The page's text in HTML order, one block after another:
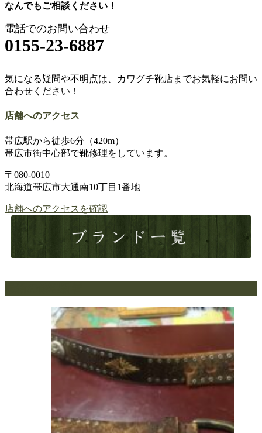
シ
ョ
ン
なんでもご相談ください！
電話でのお問い合わせ
0155-23-6887
気になる疑問や不明点は、カワグチ靴店までお気軽にお問い
合わせください！
店舗へのアクセス
帯広駅から徒歩6分（420m）
帯広市街中心部で靴修理をしています。
〒080-0010
北海道帯広市大通南10丁目1番地
店舗へのアクセスを確認